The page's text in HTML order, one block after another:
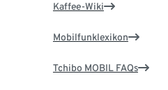
Kaffee-Wiki
Mobilfunklexikon
Tchibo MOBIL FAQs